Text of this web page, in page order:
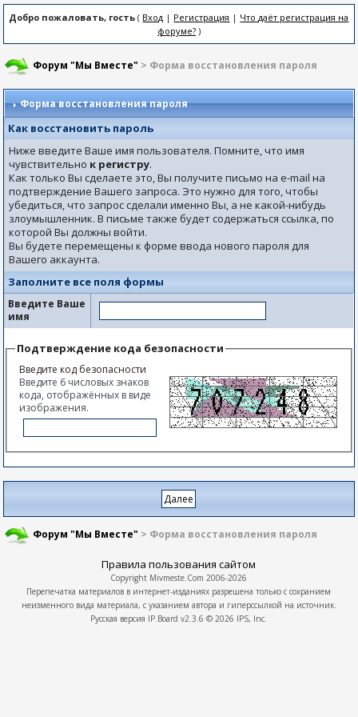
Добро пожаловать, гость ( Вход | Регистрация | Что даёт регистрация на
форуме?)
Форум "Мы Вместе" > Форма восстановления пароля
Форма восстановления пароля
Как восстановить пароль
Ниже введите Ваше имя пользователя. Помните, что имя
чувствительно к регистру.
Как только Вы сделаете это, Вы получите письмо на e-mail на
подтверждение Вашего запроса. Это нужно для того, чтобы
убедиться, что запрос сделали именно Вы, а не какой-нибудь
злоумышленник. В письме также будет содержаться ссылка, по
которой Вы должны войти.
Вы будете перемещены к форме ввода нового пароля для
Вашего аккаунта.
Заполните все поля формы
Введите Ваше
имя
Подтверждение кода безопасности
Введите код безопасности
Введите 6 числовых знаков
кода, отображённых в виде
изображения.
Форум "Мы Вместе" > Форма восстановления пароля
Правила пользования сайтом
Copyright Mivmeste.Com 2006-2026
Перепечатка материалов в интернет-изданиях разрешена только с сохранием
неизменного вида материала, с указанием автора и гиперссылкой на источник.
Русская версия IP.Board v2.3.6 © 2026 IPS, Inc.